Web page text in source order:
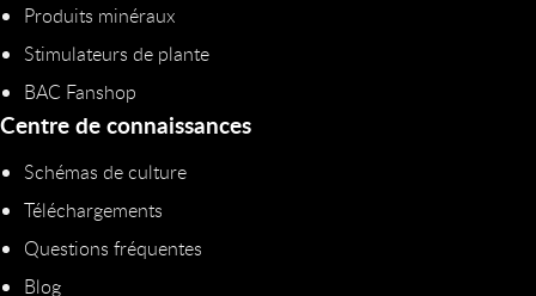
Produits minéraux
Stimulateurs de plante
BAC Fanshop
Centre de connaissances
Schémas de culture
Téléchargements
Questions fréquentes
Blog